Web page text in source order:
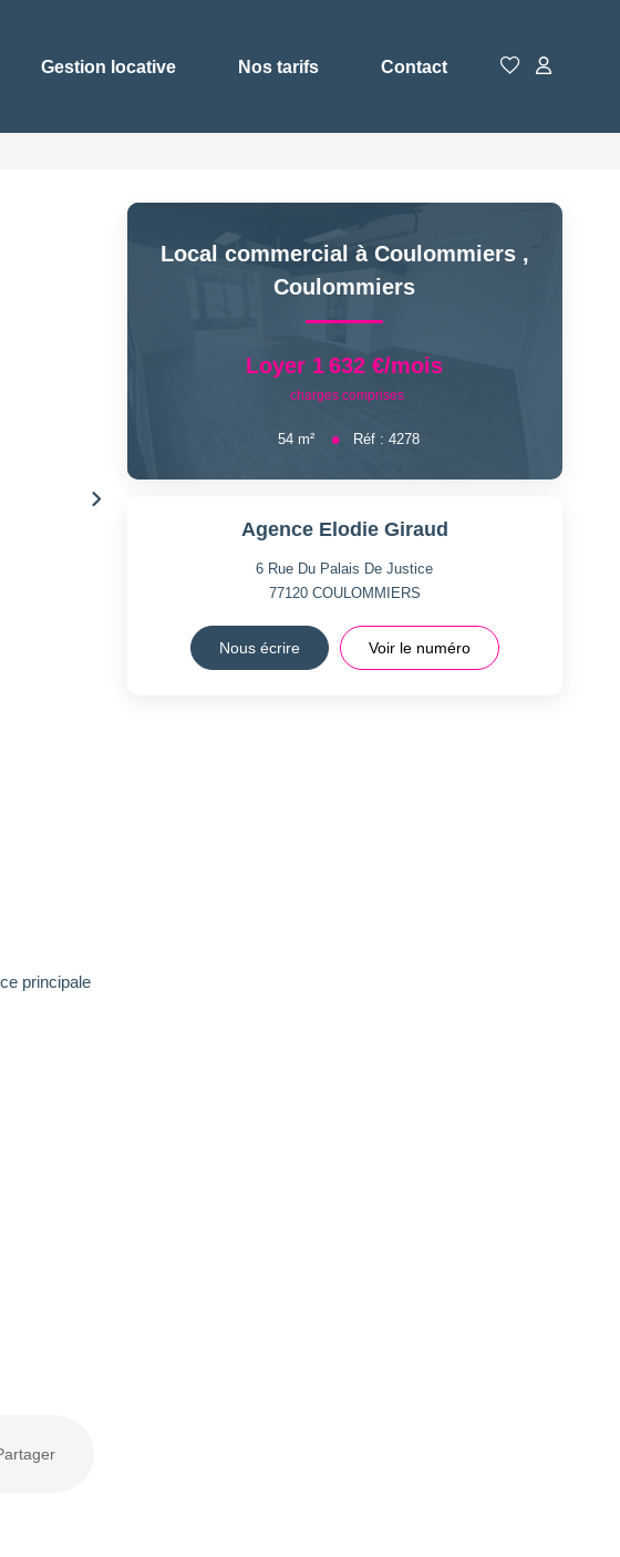
Gestion locative Nos tarifs Contact
principale
Local commercial à Coulommiers ,
Coulommiers
Loyer 1 632 €/mois
charges comprises
54 m² Réf :4278
Agence Elodie Giraud
6 Rue Du Palais De Justice
77120 COULOMMIERS
Nous écrire Voir le numéro